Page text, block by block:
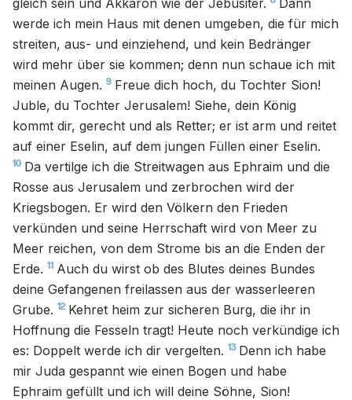
gleich sein und Akkaron wie der Jebusiter.
Dann
werde ich mein Haus mit denen umgeben, die für mich
streiten, aus- und einziehend, und kein Bedränger
wird mehr über sie kommen; denn nun schaue ich mit
meinen Augen. 9 Freue dich hoch, du Tochter Sion!
Juble, du Tochter Jerusalem! Siehe, dein König
kommt dir, gerecht und als Retter; er ist arm und reitet
auf einer Eselin, auf dem jungen Füllen einer Eselin.
10 Da vertilge ich die Streitwagen aus Ephraim und die
Rosse aus Jerusalem und zerbrochen wird der
Kriegsbogen. Er wird den Völkern den Frieden
verkünden und seine Herrschaft wird von Meer zu
Meer reichen, von dem Strome bis an die Enden der
Erde. 11 Auch du wirst ob des Blutes deines Bundes
deine Gefangenen freilassen aus der wasserleeren
Grube. 12 Kehret heim zur sicheren Burg, die ihr in
Hoffnung die Fesseln tragt! Heute noch verkündige ich
es: Doppelt werde ich dir vergelten. 13 Denn ich habe
mir Juda gespannt wie einen Bogen und habe
Ephraim gefüllt und ich will deine Söhne, Sion!